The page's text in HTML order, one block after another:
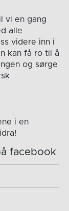
vi en gang
alle
videre inn i
kan få ro til å
og sørge
i en
facebook